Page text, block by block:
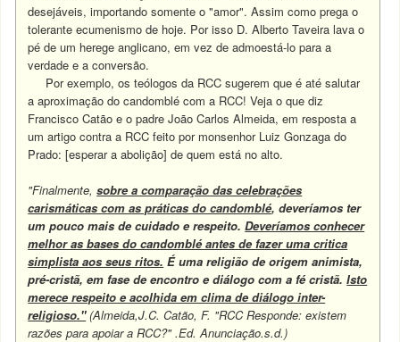
desejáveis, importando somente o "amor". Assim como prega o
tolerante ecumenismo de hoje. Por isso D. Alberto Taveira lava o
pé de um herege anglicano, em vez de admoestá-lo para a
verdade e a conversão.
Por exemplo, os teólogos da RCC sugerem que é até salutar
a aproximação do candomblé com a RCC! Veja o que diz
Francisco Catão e o padre João Carlos Almeida, em resposta a
um artigo contra a RCC feito por monsenhor Luiz Gonzaga do
Prado:[esperar a abolição] de quem está no alto.
"Finalmente,sobre a comparação das celebrações
carismáticas com as práticas do candomblé, deveríamos ter
um pouco mais de cuidado e respeito.Deveríamos conhecer
melhor as bases do candomblé antes de fazer uma critica
simplista aos seus ritos. É uma religião de origem animista,
pré-cristã, em fase de encontro e diálogo com a fé cristã.Isto
merece respeito e acolhida em clima de diálogo inter-
religioso."(Almeida,J.C. Catão, F. "RCC Responde: existem
razões para apoiar a RCC?" .Ed. Anunciação.s.d.)